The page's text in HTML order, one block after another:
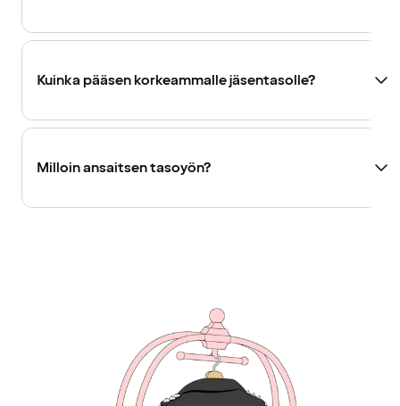
Kuinka pääsen korkeammalle jäsentasolle?
Milloin ansaitsen tasoyön?